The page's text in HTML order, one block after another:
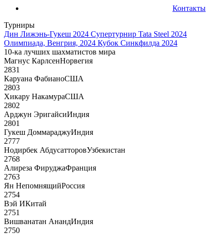
Контакты
Турниры
Дин Лижэнь-Гукеш 2024 Супертурнир Tata Steel 2024
Олимпиада, Венгрия, 2024 Кубок Синкфилда 2024
10-ка лучших шахматистов мира
Магнус КарлсенНорвегия
2831
Каруана ФабианоСША
2803
Хикару НакамураСША
2802
Арджун ЭригайсиИндия
2801
Гукеш ДоммараджуИндия
2777
Нодирбек АбдусатторовУзбекистан
2768
Алиреза ФируджаФранция
2763
Ян НепомнящийРоссия
2754
Вэй ИКитай
2751
Вишванатан АнандИндия
2750